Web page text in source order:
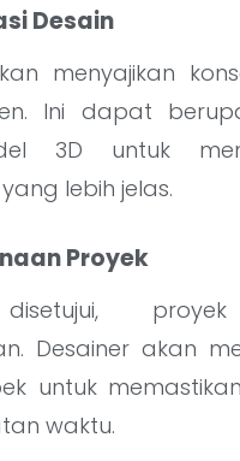
Desain
menyajikan
Ini dapat
3D untuk
lebih jelas.
Proyek
Desainer akan
untuk
waktu.